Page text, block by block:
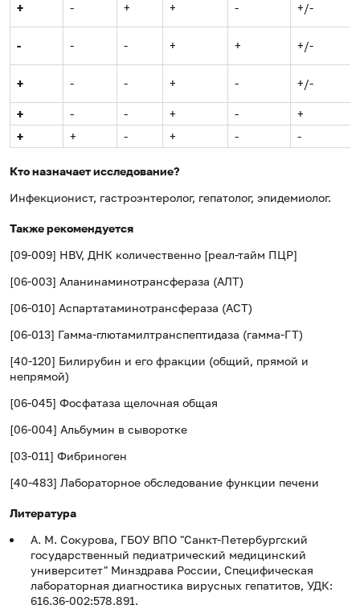
+ - + + - +/-
- - - + + +/-
+ - - + - +/-
+ - - + -
+
+
+ - + - -
Кто назначает исследование?
Инфекционист, гастроэнтеролог, гепатолог, эпидемиолог.
Также рекомендуется
[09-009] HBV, ДНК количественно [реал-тайм ПЦР]
[06-003] Аланинаминотрансфераза (АЛТ)
[06-010] Аспартатаминотрансфераза (АСТ)
[06-013] Гамма-глютамилтранспептидаза (гамма-ГТ)
[40-120] Билирубин и его фракции (общий, прямой и
непрямой)
[06-045] Фосфатаза щелочная общая
[06-004] Альбумин в сыворотке
[03-011] Фибриноген
[40-483] Лабораторное обследование функции печени
Литература
А. М. Сокурова, ГБОУ ВПО "Санкт-Петербургский
государственный педиатрический медицинский
университет" Минздрава России, Специфическая
лабораторная диагностика вирусных гепатитов, УДК:
616.36-002:578.891.